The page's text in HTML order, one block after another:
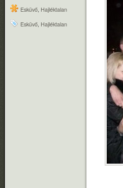
Esküvő Hajléktalan
Esküvő Hajléktalan